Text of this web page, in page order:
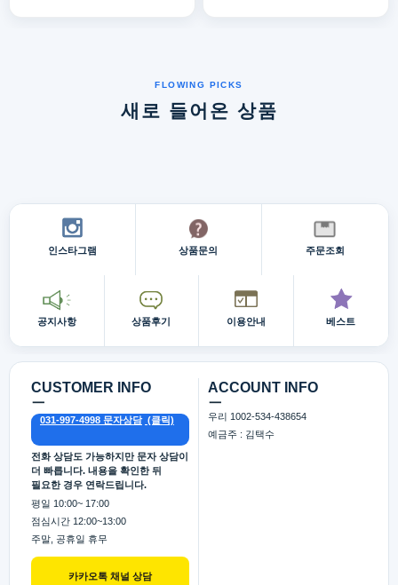
새로 들어온 상품
인스타그램 상품문의 주문조회
공지사항 상품후기 이용안내 베스트
CUSTOMER INFO
카카오톡 채널 상담
ㅡ
031-997-4998 문자상담
전화 상담도 가능하지만 문자 상담이
더 빠릅니다. 내용을 확인한 뒤
필요한 경우 연락드립니다.
평일 10:00~ 17:00
점심시간 12:00~13:00
주말, 공휴일 휴무
ACCOUNT INFO
ㅡ
우리 1002-534-438654
예금주 : 김택수